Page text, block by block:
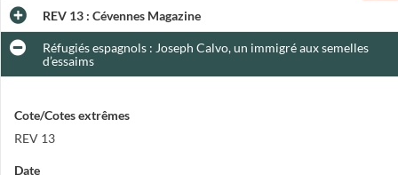
REV 13 : Cévennes Magazine
Réfugiés espagnols : Joseph Calvo, un immigré aux semelles
d’essaims
Cote/Cotes extrêmes
REV 13
Date